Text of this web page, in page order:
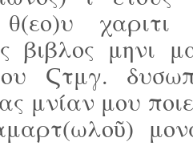
θ(εο)υ
βιβλος μηνι
Ϛτμγ.
μνίαν μου